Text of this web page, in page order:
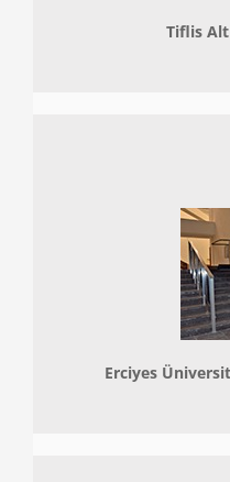
Tiflis
Erciyes